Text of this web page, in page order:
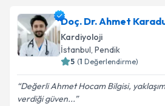
Doç. Dr. Ahmet
Kardiyoloji
İstanbul, Pendik
5 (1 Değerlendirme)
Değerli Ahmet Hocam Bilgisi,
verdiği güven...